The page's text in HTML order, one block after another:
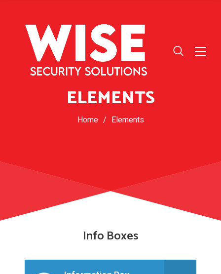
ELEMENTS
Home / Elements
Info Boxes